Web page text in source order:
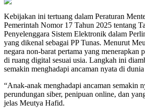
Kebijakan ini tertuang dalam Peraturan
Pemerintah Nomor 17 Tahun 2025 tentang
Penyelenggara Sistem Elektronik dalam
yang dikenal sebagai PP Tunas. Menurut
negara non-barat pertama yang menerapkan
di ruang digital sesuai usia. Langkah ini
semakin menghadapi ancaman nyata di
“Anak-anak menghadapi ancaman semakin
perundungan siber, penipuan online, dan
jelas Meutya Hafid.